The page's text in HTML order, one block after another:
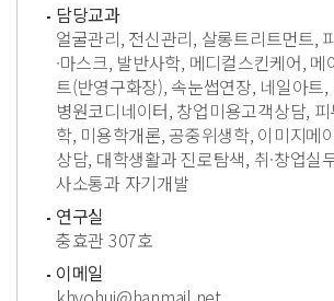
담당교과
얼굴관리, 전신관리, 살롱트리트먼트,
·마스크, 발반사학, 메디컬스킨케어,
트(반영구화장), 속눈썹연장, 네일아트
병원코디네이터, 창업미용고객상담,
학, 미용학개론, 공중위생학, 이미지메
상담, 대학생활과 진로탐색, 취·창업실
사소통과 자기개발
연구실
충효관 307호
이메일